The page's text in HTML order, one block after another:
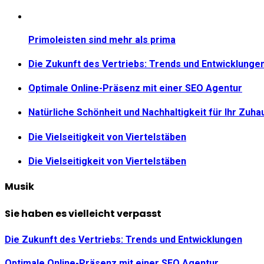
Primoleisten sind mehr als prima
Die Zukunft des Vertriebs: Trends und
Optimale Online-Präsenz mit einer SEO Agentur
Natürliche Schönheit und Nachhaltigkeit für Ihr
Die Vielseitigkeit von Viertelstäben
Die Vielseitigkeit von Viertelstäben
Musik
Sie haben es vielleicht verpasst
Die Zukunft des Vertriebs: Trends und Entwicklungen